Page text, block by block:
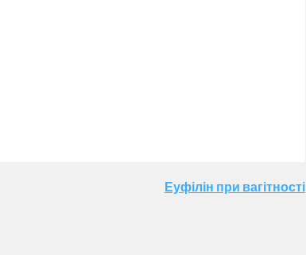
Еуфілін при вагітності